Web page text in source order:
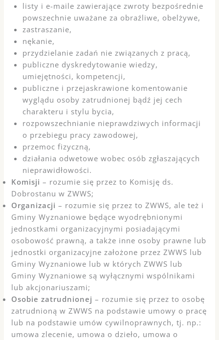
listy i e-maile zawierające zwroty bezpośrednie
powszechnie uważane za obraźliwe, obelżywe,
zastraszanie,
nękanie,
przydzielanie zadań nie związanych z pracą,
publiczne dyskredytowanie wiedzy,
umiejętności, kompetencji,
publiczne i przejaskrawione komentowanie
wyglądu osoby zatrudnionej bądź jej cech
charakteru i stylu bycia,
rozpowszechnianie nieprawdziwych informacji
o przebiegu pracy zawodowej,
przemoc fizyczną,
działania odwetowe wobec osób zgłaszających
nieprawidłowości.
Komisji – rozumie się przez to Komisję ds.
Dobrostanu w ZWWS;
Organizacji – rozumie się przez to ZWWS, ale też i
Gminy Wyznaniowe będące wyodrębnionymi
jednostkami organizacyjnymi posiadającymi
osobowość prawną, a także inne osoby prawne lub
jednostki organizacyjne założone przez ZWWS lub
Gminy Wyznaniowe lub w których ZWWS lub
Gminy Wyznaniowe są wyłącznymi wspólnikami
lub akcjonariuszami;
Osobie zatrudnionej – rozumie się przez to osobę
zatrudnioną w ZWWS na podstawie umowy o pracę
lub na podstawie umów cywilnoprawnych, tj. np.:
umowa zlecenie, umowa o dzieło, umowa o